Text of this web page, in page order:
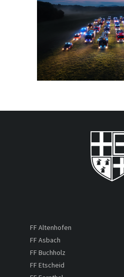
FF Altenhofen
FF Asbach
FF Buchholz
FF Etscheid